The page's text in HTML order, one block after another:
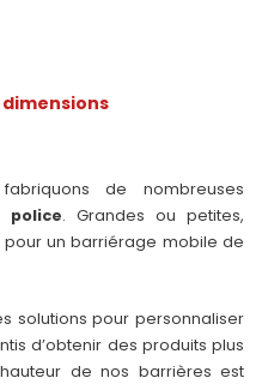
de nombreuses
police. Grandes ou petites,
un barriérage mobile de
solutions pour personnaliser
d’obtenir des produits plus
de nos barrières est